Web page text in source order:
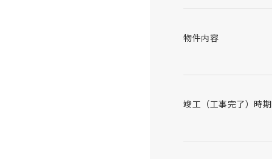
物件内容
竣工（工事完了）時期